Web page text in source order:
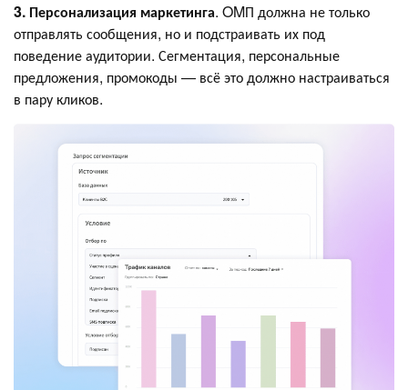
3. Персонализация маркетинга. OMП должна не только
отправлять сообщения, но и подстраивать их под
поведение аудитории. Сегментация, персональные
предложения, промокоды — всё это должно настраиваться
в пару кликов.